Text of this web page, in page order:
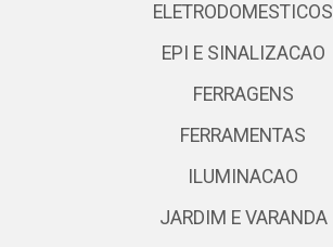
ELETRODOMESTICOS
EPI E SINALIZACAO
FERRAGENS
FERRAMENTAS
ILUMINACAO
JARDIM E VARANDA